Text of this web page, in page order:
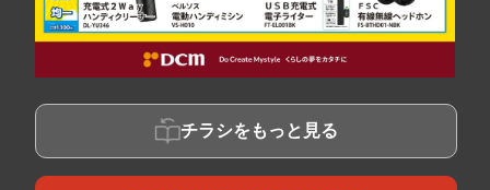
チラシをもっと見る